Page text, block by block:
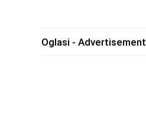
Oglasi - Advertisement